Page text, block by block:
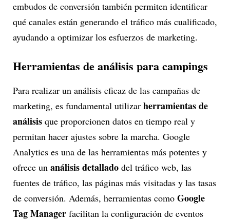
embudos de conversión también permiten identificar
qué canales están generando el tráfico más cualificado,
ayudando a optimizar los esfuerzos de marketing.
Herramientas de análisis para campings
Para realizar un análisis eficaz de las campañas de
marketing, es fundamental utilizar herramientas de
análisis que proporcionen datos en tiempo real y
permitan hacer ajustes sobre la marcha. Google
Analytics es una de las herramientas más potentes y
ofrece un análisis detallado del tráfico web, las
fuentes de tráfico, las páginas más visitadas y las tasas
de conversión. Además, herramientas como Google
Tag Manager facilitan la configuración de eventos